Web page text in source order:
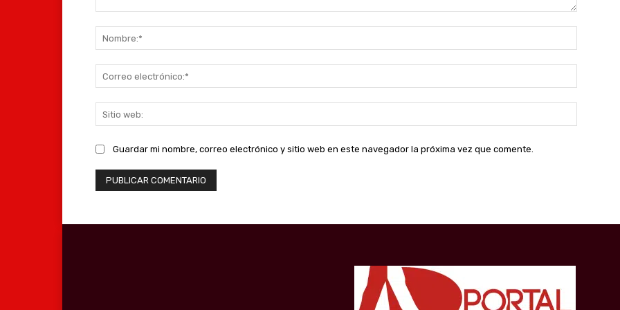
web:
Guardar mi nombre, correo electrónico y sitio web en este navegador la próxima vez que comente.